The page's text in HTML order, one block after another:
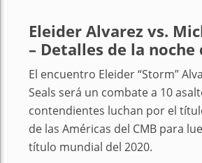
Eleider Alvarez vs.
– Detalles de la noche
El encuentro Eleider “Storm”
Seals será un combate a 10
contendientes luchan por el
de las Américas del CMB para
título mundial del 2020.